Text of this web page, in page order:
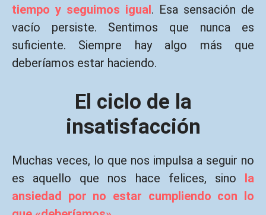
tiempo y seguimos igual. Esa sensación de
vacío persiste. Sentimos que nunca es
suficiente. Siempre hay algo más que
deberíamos estar haciendo.
El ciclo de la
insatisfacción
Muchas veces, lo que nos impulsa a seguir no
es aquello que nos hace felices, sino la
ansiedad por no estar cumpliendo con lo